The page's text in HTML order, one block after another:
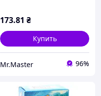
173.81 ₴
Купить
Mr.Master 96%